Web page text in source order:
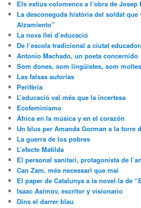
Els estius colomencs a l’obra de Josep
La desconeguda història del soldat que
Alzamiento”
La nova llei d’educació
De l’escola tradicional a ciutat
Antonio Machado, un poeta concernido
Som dones, som lingüistes, som
Las falsas autorías
Perifèria
L’educació val més que la incertesa
Ecofeminismo
África en la música y en el corazón
Un blus per Amanda Gorman a la torre
La guerra de los pobres
L’efecte Matilda
El personal sanitari, protagonista de
Can Zam, més necessari que mai
El paper de Catalunya a la novel·la de
Isaac Asimov, escritor y visionario
Dins el darrer blau